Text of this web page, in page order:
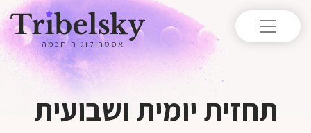
אסטרולוגיה חכמה
תחזית יומית ושבועית